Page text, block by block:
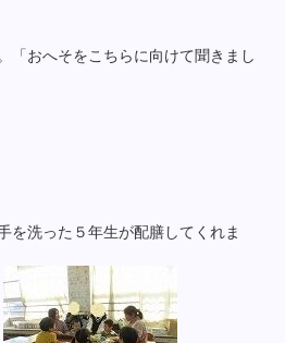
「おへそをこちらに向けて聞きまし
を洗った５年生が配膳してくれま